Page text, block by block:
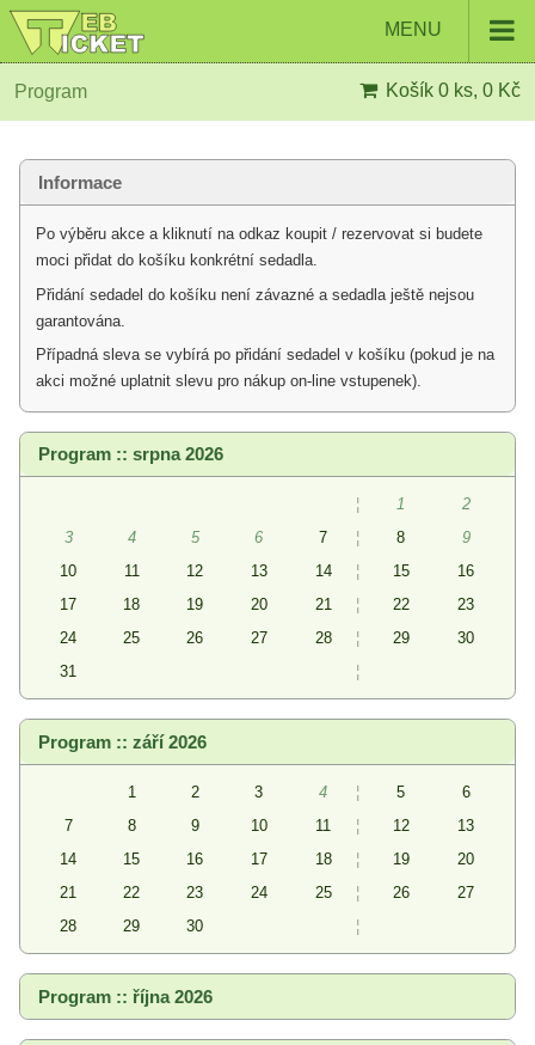
MENU
Program Košík 0 ks, 0 Kč
Informace
Po výběru akce a kliknutí na odkaz koupit / rezervovat si budete
moci přidat do košíku konkrétní sedadla.
Přidání sedadel do košíku není závazné a sedadla ještě nejsou
garantována.
Případná sleva se vybírá po přidání sedadel v košíku (pokud je na
akci možné uplatnit slevu pro nákup on-line vstupenek).
Program :: srpna 2026
¦ 1
2
3
4 5 6 7 ¦ 8
9
10
11 12 13 14 ¦ 15
16
17
18 19 20 21 ¦ 22
23
24
25 26 27 28 ¦ 29
30
31
¦
Program :: září 2026
1 2 3 4 ¦ 5
6
7
8 9 10 11 ¦ 12
13
14
15 16 17 18 ¦ 19
20
21
22 23 24 25 ¦ 26
27
28
29 30 ¦
Program :: října 2026